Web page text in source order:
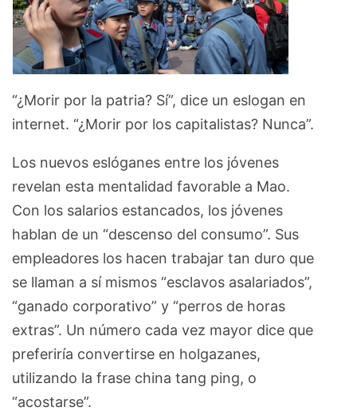
“¿Morir por la patria? Sí”, dice un eslogan en
internet. “¿Morir por los capitalistas? Nunca”.
Los nuevos eslóganes entre los jóvenes
revelan esta mentalidad favorable a Mao.
Con los salarios estancados, los jóvenes
hablan de un “descenso del consumo”. Sus
empleadores los hacen trabajar tan duro que
se llaman a sí mismos “esclavos asalariados”,
“ganado corporativo” y “perros de horas
extras”. Un número cada vez mayor dice que
preferiría convertirse en holgazanes,
utilizando la frase china tang ping, o
“acostarse”.